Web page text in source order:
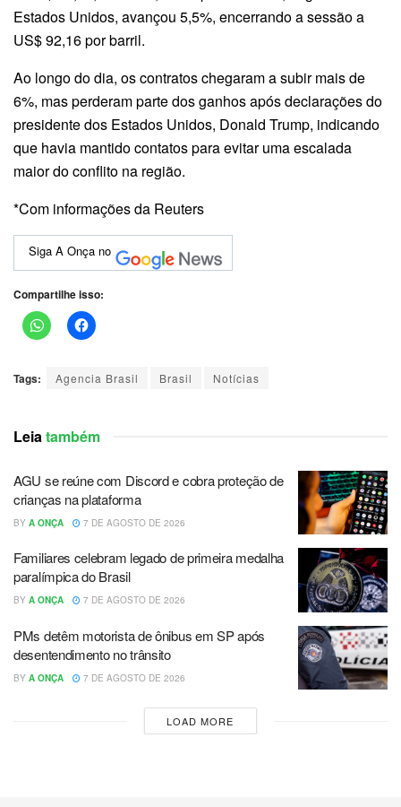
Estados Unidos, avançou 5,5%, encerrando a sessão a
US$ 92,16 por barril.
Ao longo do dia, os contratos chegaram a subir mais de
6%, mas perderam parte dos ganhos após declarações do
presidente dos Estados Unidos, Donald Trump, indicando
que havia mantido contatos para evitar uma escalada
maior do conflito na região.
*Com informações da Reuters
Siga A Onça no
Compartilhe isso:
Tags: Agencia Brasil Brasil Notícias
Leia também
AGU se reúne com Discord e cobra proteção de
crianças na plataforma
BY A ONÇA 7 DE AGOSTO DE 2026
Familiares celebram legado de primeira medalha
paralímpica do Brasil
BY A ONÇA 7 DE AGOSTO DE 2026
PMs detêm motorista de ônibus em SP após
desentendimento no trânsito
BY A ONÇA 7 DE AGOSTO DE 2026
LOAD MORE